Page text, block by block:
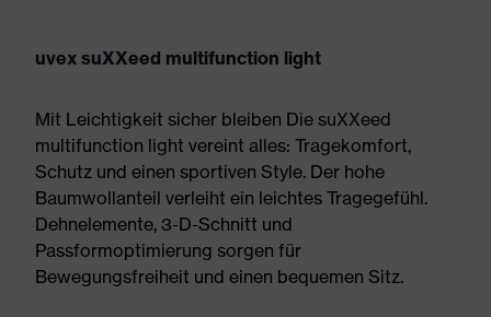
uvex suXXeed multifunction light
Mit Leichtigkeit sicher bleiben Die suXXeed
multifunction light vereint alles: Tragekomfort,
Schutz und einen sportiven Style. Der hohe
Baumwollanteil verleiht ein leichtes Tragegefühl.
Dehnelemente, 3-D-Schnitt und
Passformoptimierung sorgen für
Bewegungsfreiheit und einen bequemen Sitz.